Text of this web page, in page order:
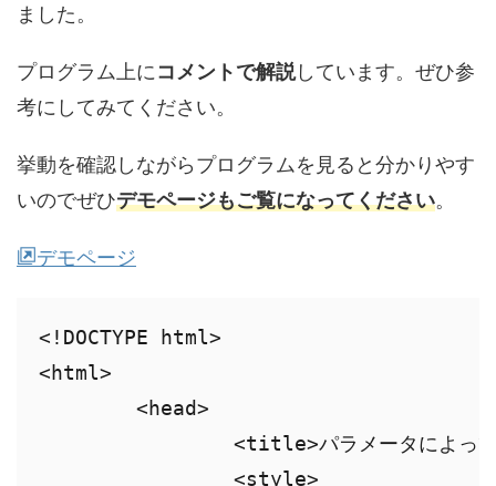
ました。
プログラム上にコメントで解説しています。ぜひ参
考にしてみてください。
挙動を確認しながらプログラムを見ると分かりやす
いのでぜひデモページもご覧になってください。
デモページ
<!DOCTYPE html>
<html>